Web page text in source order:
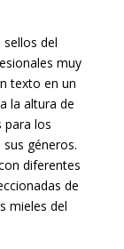
sellos del
muy
texto en un
la altura de
para los
géneros.
diferentes
de
mieles del